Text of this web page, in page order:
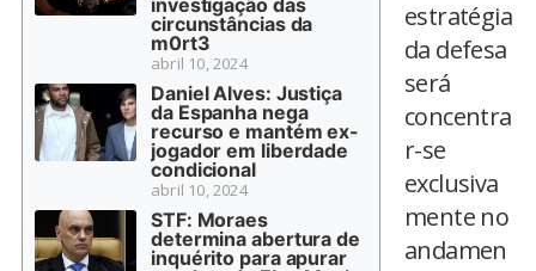
circunstâncias da
m0rt3
abril 10, 2024
Daniel Alves: Justiça
da Espanha nega
recurso e mantém ex-
jogador em liberdade
condicional
abril 10, 2024
STF: Moraes
determina abertura de
inquérito para apurar
estratégia
da defesa
será
concentra
r-se
exclusiva
mente no
andamen